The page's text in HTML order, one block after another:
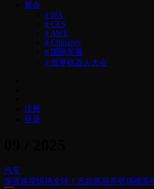
展会
# IFA
# CES
# AWE
# ChinaJoy
# 国际车展
# 世界机器人大会
注册
登录
汽车
深蓝速度惊艳全球！五款新品齐登场擦亮